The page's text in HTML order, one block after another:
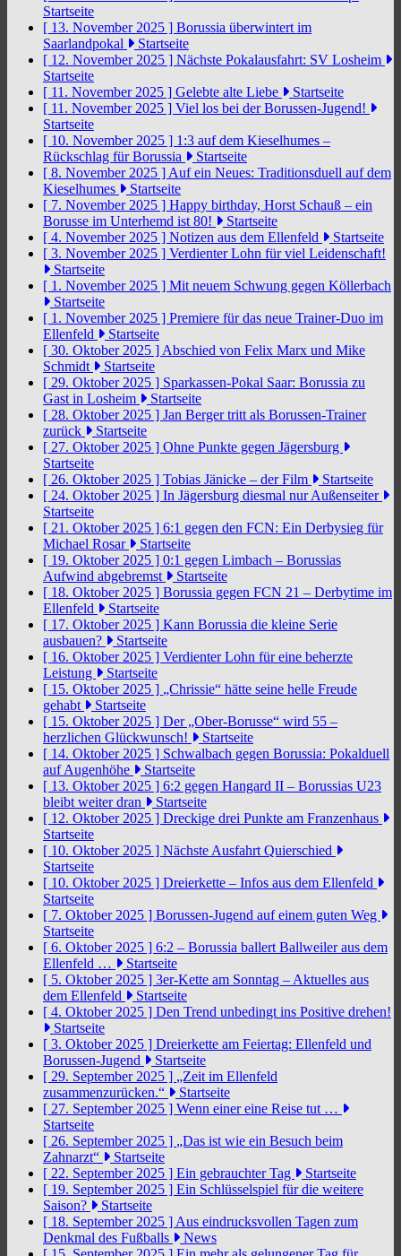
Startseite
[ 13. November 2025 ] Borussia überwintert im
Saarlandpokal
Startseite
[ 12. November 2025 ] Nächste Pokalausfahrt: SV Losheim
Startseite
[ 11. November 2025 ] Gelebte alte Liebe
Startseite
[ 11. November 2025 ] Viel los bei der Borussen-Jugend!
Startseite
[ 10. November 2025 ] 1:3 auf dem Kieselhumes –
Rückschlag für Borussia
Startseite
[ 8. November 2025 ] Auf ein Neues: Traditionsduell auf dem
Kieselhumes
Startseite
[ 7. November 2025 ] Happy birthday, Horst Schauß – ein
Borusse im Unterhemd ist 80!
Startseite
[ 4. November 2025 ] Notizen aus dem Ellenfeld
Startseite
[ 3. November 2025 ] Verdienter Lohn für viel Leidenschaft!
Startseite
[ 1. November 2025 ] Mit neuem Schwung gegen Köllerbach
Startseite
[ 1. November 2025 ] Premiere für das neue Trainer-Duo im
Ellenfeld
Startseite
[ 30. Oktober 2025 ] Abschied von Felix Marx und Mike
Schmidt
Startseite
[ 29. Oktober 2025 ] Sparkassen-Pokal Saar: Borussia zu
Gast in Losheim
Startseite
[ 28. Oktober 2025 ] Jan Berger tritt als Borussen-Trainer
zurück
Startseite
[ 27. Oktober 2025 ] Ohne Punkte gegen Jägersburg
Startseite
[ 26. Oktober 2025 ] Tobias Jänicke – der Film
Startseite
[ 24. Oktober 2025 ] In Jägersburg diesmal nur Außenseiter
Startseite
[ 21. Oktober 2025 ] 6:1 gegen den FCN: Ein Derbysieg für
Michael Rosar
Startseite
[ 19. Oktober 2025 ] 0:1 gegen Limbach – Borussias
Aufwind abgebremst
Startseite
[ 18. Oktober 2025 ] Borussia gegen FCN 21 – Derbytime im
Ellenfeld
Startseite
[ 17. Oktober 2025 ] Kann Borussia die kleine Serie
ausbauen?
Startseite
[ 16. Oktober 2025 ] Verdienter Lohn für eine beherzte
Leistung
Startseite
[ 15. Oktober 2025 ] „Chrissie“ hätte seine helle Freude
gehabt
Startseite
[ 15. Oktober 2025 ] Der „Ober-Borusse“ wird 55 –
herzlichen Glückwunsch!
Startseite
[ 14. Oktober 2025 ] Schwalbach gegen Borussia: Pokalduell
auf Augenhöhe
Startseite
[ 13. Oktober 2025 ] 6:2 gegen Hangard II – Borussias U23
bleibt weiter dran
Startseite
[ 12. Oktober 2025 ] Dreckige drei Punkte am Franzenhaus
Startseite
[ 10. Oktober 2025 ] Nächste Ausfahrt Quierschied
Startseite
[ 10. Oktober 2025 ] Dreierkette – Infos aus dem Ellenfeld
Startseite
[ 7. Oktober 2025 ] Borussen-Jugend auf einem guten Weg
Startseite
[ 6. Oktober 2025 ] 6:2 – Borussia ballert Ballweiler aus dem
Ellenfeld …
Startseite
[ 5. Oktober 2025 ] 3er-Kette am Sonntag – Aktuelles aus
dem Ellenfeld
Startseite
[ 4. Oktober 2025 ] Den Trend unbedingt ins Positive drehen!
Startseite
[ 3. Oktober 2025 ] Dreierkette am Feiertag: Ellenfeld und
Borussen-Jugend
Startseite
[ 29. September 2025 ] „Zeit im Ellenfeld
zusammenzurücken.“
Startseite
[ 27. September 2025 ] Wenn einer eine Reise tut …
Startseite
[ 26. September 2025 ] „Das ist wie ein Besuch beim
Zahnarzt“
Startseite
[ 22. September 2025 ] Ein gebrauchter Tag
Startseite
[ 19. September 2025 ] Ein Schlüsselspiel für die weitere
Saison?
Startseite
[ 18. September 2025 ] Aus eindrucksvollen Tagen zum
Denkmal des Fußballs
News